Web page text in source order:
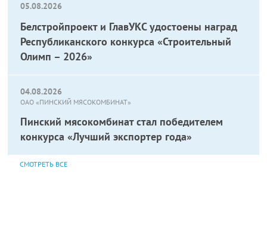
05.08.2026
Белстройпроект и ГлавУКС удостоены наград
Республиканского конкурса «Строительный
Олимп – 2026»
04.08.2026
ОАО «ПИНСКИЙ МЯСОКОМБИНАТ»
Пинский мясокомбинат стал победителем
конкурса «Лучший экспортер года»
СМОТРЕТЬ ВСЕ